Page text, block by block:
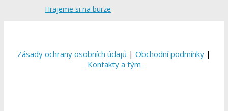
Hrajeme si na burze
Zásady ochrany osobních údajů | Obchodní podmínky |
Kontakty a tým